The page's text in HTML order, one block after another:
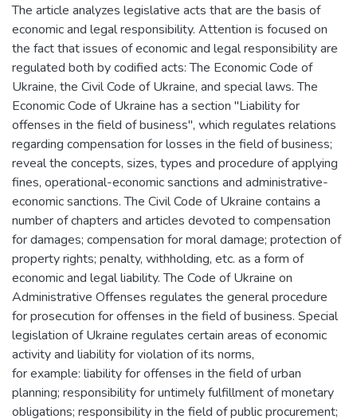
The article analyzes legislative acts that are the basis of
economic and legal responsibility. Attention is focused on
the fact that issues of economic and legal responsibility are
regulated both by codified acts: The Economic Code of
Ukraine, the Civil Code of Ukraine, and special laws. The
Economic Code of Ukraine has a section "Liability for
offenses in the field of business", which regulates relations
regarding compensation for losses in the field of business;
reveal the concepts, sizes, types and procedure of applying
fines, operational-economic sanctions and administrative-
economic sanctions. The Civil Code of Ukraine contains a
number of chapters and articles devoted to compensation
for damages; compensation for moral damage; protection of
property rights; penalty, withholding, etc. as a form of
economic and legal liability. The Code of Ukraine on
Administrative Offenses regulates the general procedure
for prosecution for offenses in the field of business. Special
legislation of Ukraine regulates certain areas of economic
activity and liability for violation of its norms,
for example: liability for offenses in the field of urban
planning; responsibility for untimely fulfillment of monetary
obligations; responsibility in the field of public procurement;